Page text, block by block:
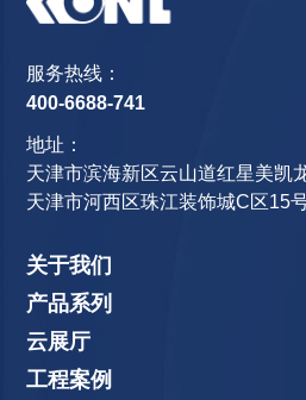
服务热线：
400-6688-741
地址：
天津市滨海新区云山道红星美凯
天津市河西区珠江装饰城C区15
关于我们
产品系列
云展厅
工程案例